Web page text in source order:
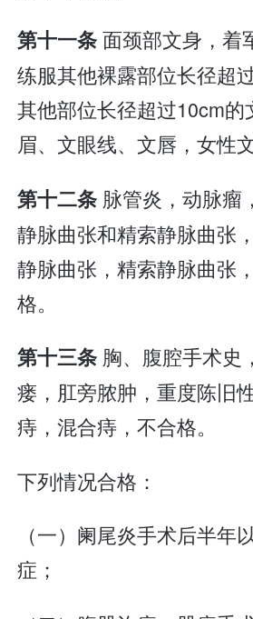
第十一条面颈部文身，着
练服其他裸露部位长径超
其他部位长径超过10cm的
眉、文眼线、文唇，女性
第十二条 脉管炎，动脉瘤
静脉曲张和精索静脉曲张
静脉曲张，精索静脉曲张
格。
第十三条 胸、腹腔手术史
瘘，肛旁脓肿，重度陈旧
痔，混合痔，不合格。
下列情况合格：
（一）阑尾炎手术后半年
症；